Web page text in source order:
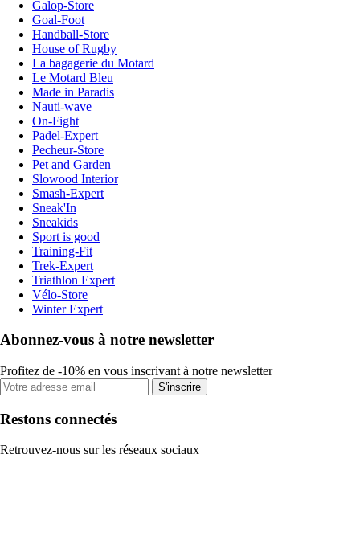
Galop-Store
Goal-Foot
Handball-Store
House of Rugby
La bagagerie du Motard
Le Motard Bleu
Made in Paradis
Nauti-wave
On-Fight
Padel-Expert
Pecheur-Store
Pet and Garden
Slowood Interior
Smash-Expert
Sneak'In
Sneakids
Sport is good
Training-Fit
Trek-Expert
Triathlon Expert
Vélo-Store
Winter Expert
Abonnez-vous à notre newsletter
Profitez de -10% en vous inscrivant à notre newsletter
S'inscrire
Restons connectés
Retrouvez-nous sur les réseaux sociaux